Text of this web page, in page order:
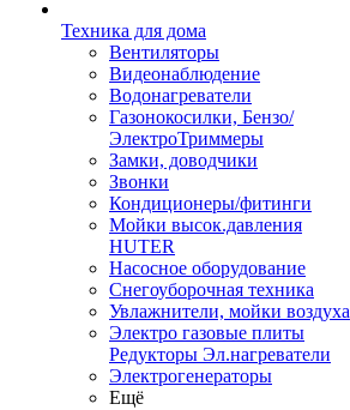
Техника для дома
Вентиляторы
Видеонаблюдение
Водонагреватели
Газонокосилки, Бензо/
ЭлектроТриммеры
Замки, доводчики
Звонки
Кондиционеры/фитинги
Мойки высок.давления
HUTER
Насосное оборудование
Снегоуборочная техника
Увлажнители, мойки воздуха
Электро газовые плиты
Редукторы Эл.нагреватели
Электрогенераторы
Ещё